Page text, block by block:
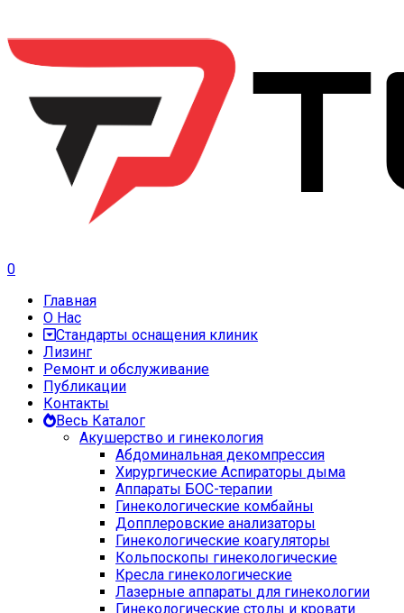
0
Главная
О Нас
Стандарты оснащения клиник
Лизинг
Ремонт и обслуживание
Публикации
Контакты
Весь Каталог
Акушерство и гинекология
Абдоминальная декомпрессия
Хирургические Аспираторы дыма
Аппараты БОС-терапии
Гинекологические комбайны
Допплеровские анализаторы
Гинекологические коагуляторы
Кольпоскопы гинекологические
Кресла гинекологические
Лазерные аппараты для гинекологии
Гинекологические столы и кровати